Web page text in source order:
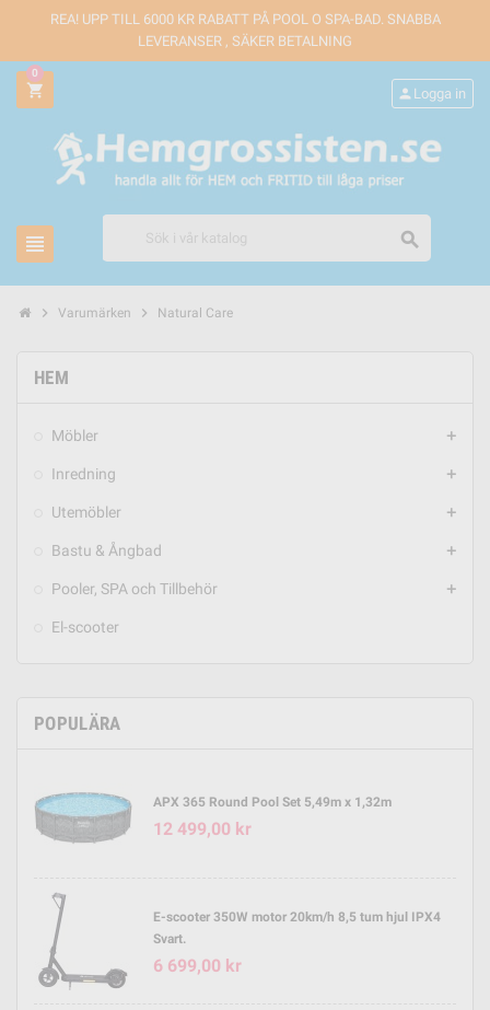
REA! UPP TILL 6000 KR RABATT PÅ POOL O SPA-BAD. SNABBA
LEVERANSER , SÄKER BETALNING
shopping_cart
0
view_headline search
person Logga in
chevron_right Varumärken chevron_right Natural Care
HEM
Möbler add
Inredning add
Utemöbler add
Bastu & Ångbad add
Pooler, SPA och Tillbehör add
El-scooter
POPULÄRA
APX 365 Round Pool Set 5,49m x 1,32m
12 499,00 kr
E-scooter 350W motor 20km/h 8,5 tum hjul IPX4
Svart.
6 699,00 kr